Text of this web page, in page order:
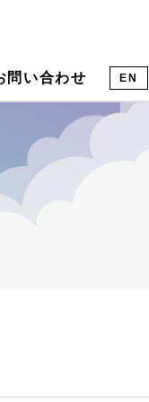
問い合わせ EN